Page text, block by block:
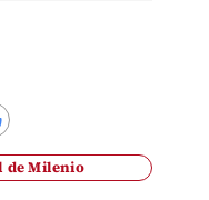
de Milenio